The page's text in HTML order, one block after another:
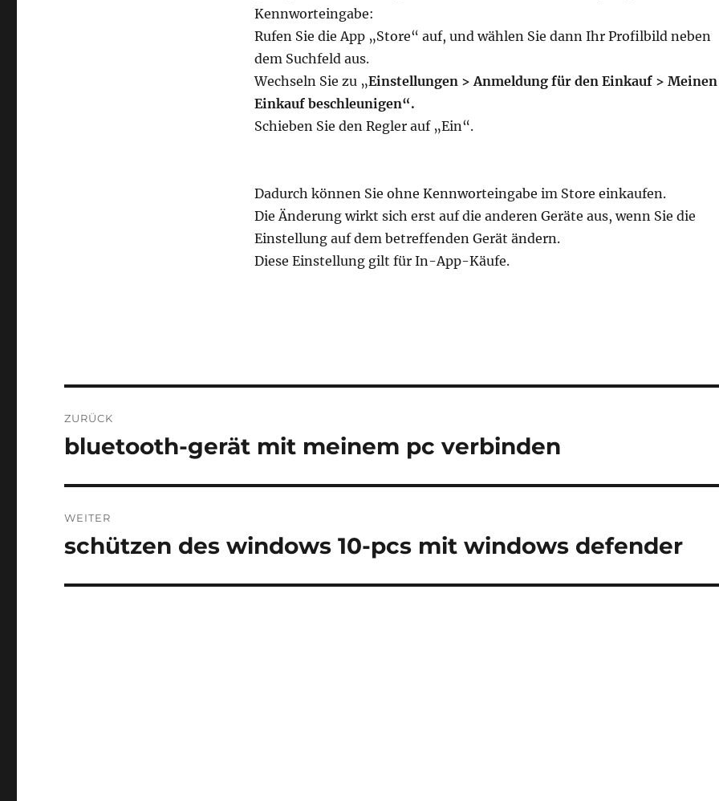
Kennworteingabe:
Rufen Sie die App „Store“ auf, und wählen Sie dann Ihr Profilbild neben
dem Suchfeld aus.
Wechseln Sie zu „Einstellungen > Anmeldung für den Einkauf > Meinen
Einkauf beschleunigen“.
Schieben Sie den Regler auf „Ein“.
Dadurch können Sie ohne Kennworteingabe im Store einkaufen.
Die Änderung wirkt sich erst auf die anderen Geräte aus, wenn Sie die
Einstellung auf dem betreffenden Gerät ändern.
Diese Einstellung gilt für In-App-Käufe.
ZURÜCK
Vorheriger
bluetooth-gerät mit meinem pc verbinden
WEITER
Nächster
schützen des windows 10-pcs mit windows defender